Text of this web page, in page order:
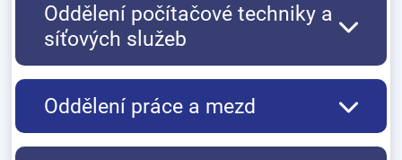
Oddělení počítačové techniky a
síťových služeb
Oddělení práce a mezd